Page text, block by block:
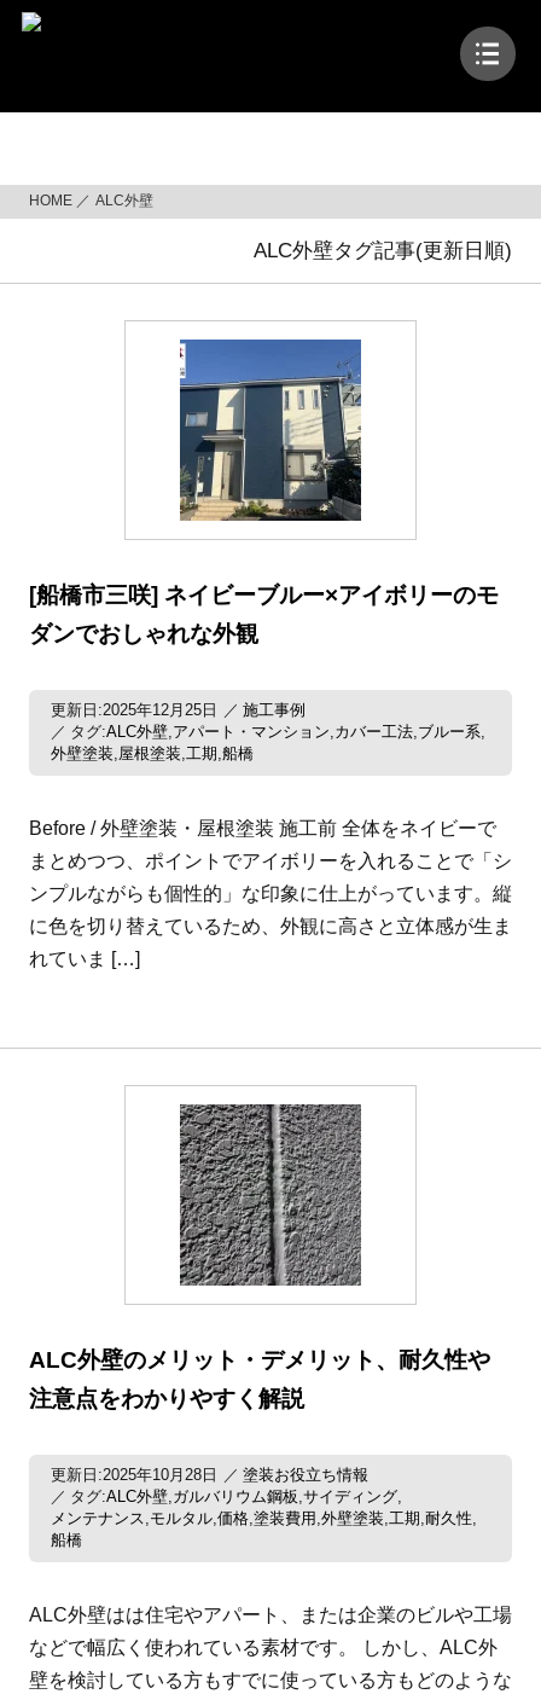
ス
HOME ALC外壁
ALC外壁タグ記事(更新日順)
[船橋市三咲] ネイビーブルー×アイボリーのモ
ダンでおしゃれな外観
更新日:2025年12月25日
施工事例
タグ:ALC外壁,アパート・マンション,カバー工法,ブルー系,
外壁塗装,屋根塗装,工期,船橋
Before / 外壁塗装・屋根塗装 施工前 全体をネイビーで
まとめつつ、ポイントでアイボリーを入れることで「シ
ンプルながらも個性的」な印象に仕上がっています。縦
に色を切り替えているため、外観に高さと立体感が生ま
れていま […]
ALC外壁のメリット・デメリット、耐久性や
注意点をわかりやすく解説
更新日:2025年10月28日
塗装お役立ち情報
タグ:ALC外壁,ガルバリウム鋼板,サイディング,
メンテナンス ,モルタル,価格,塗装費用 ,外壁塗装,工期,耐久性,
船橋
ALC外壁はは住宅やアパート、または企業のビルや工場
などで幅広く使われている素材です。 しかし、ALC外
壁を検討している方もすでに使っている方もどのような